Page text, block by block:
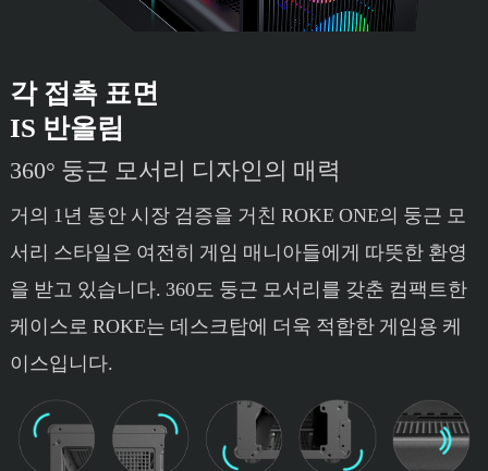
각 접촉 표면
IS 반올림
360° 둥근 모서리 디자인의 매력
거의 1년 동안 시장 검증을 거친 ROKE ONE의 둥근 모
서리 스타일은 여전히 게임 매니아들에게 따뜻한 환영
을 받고 있습니다. 360도 둥근 모서리를 갖춘 컴팩트한
케이스로 ROKE는 데스크탑에 더욱 적합한 게임용 케
이스입니다.